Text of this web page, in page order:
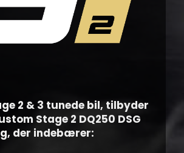
2 & 3 tunede bil, tilbyder
Stage 2 DQ250 DSG
der indebærer: